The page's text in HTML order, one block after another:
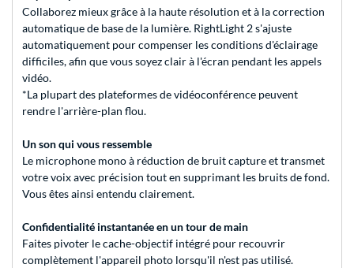
Collaborez mieux grâce à la haute résolution et à la correction
automatique de base de la lumière. RightLight 2 s'ajuste
automatiquement pour compenser les conditions d'éclairage
difficiles, afin que vous soyez clair à l'écran pendant les appels
vidéo.
*La plupart des plateformes de vidéoconférence peuvent
rendre l'arrière-plan flou.
Un son qui vous ressemble
Le microphone mono à réduction de bruit capture et transmet
votre voix avec précision tout en supprimant les bruits de fond.
Vous êtes ainsi entendu clairement.
Confidentialité instantanée en un tour de main
Faites pivoter le cache-objectif intégré pour recouvrir
complètement l'appareil photo lorsqu'il n'est pas utilisé.